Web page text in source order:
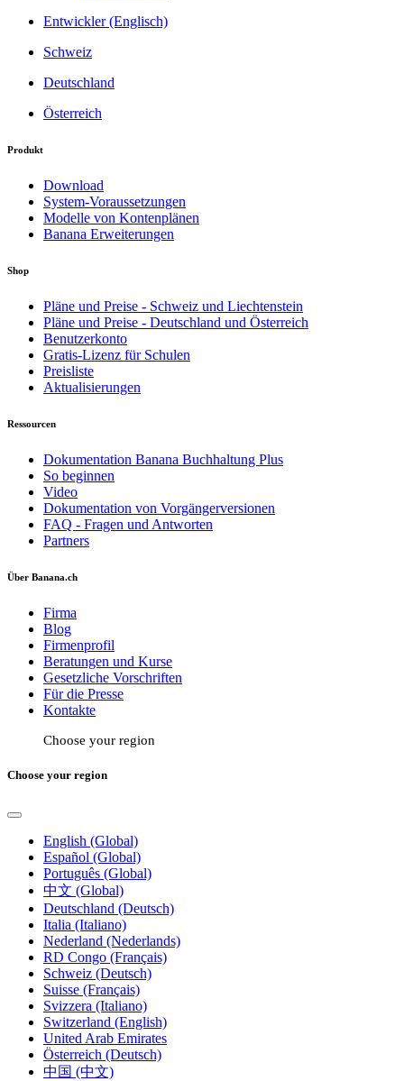
Entwickler (Englisch)
Schweiz
Deutschland
Österreich
Produkt
Download
System-Voraussetzungen
Modelle von Kontenplänen
Banana Erweiterungen
Shop
Pläne und Preise - Schweiz und Liechtenstein
Pläne und Preise - Deutschland und Österreich
Benutzerkonto
Gratis-Lizenz für Schulen
Preisliste
Aktualisierungen
Ressourcen
Dokumentation Banana Buchhaltung Plus
So beginnen
Video
Dokumentation von Vorgängerversionen
FAQ - Fragen und Antworten
Partners
Über Banana.ch
Firma
Blog
Firmenprofil
Beratungen und Kurse
Gesetzliche Vorschriften
Für die Presse
Kontakte
Choose your region
Choose your region
English (Global)
Español (Global)
Português (Global)
中文 (Global)
Deutschland (Deutsch)
Italia (Italiano)
Nederland (Nederlands)
RD Congo (Français)
Schweiz (Deutsch)
Suisse (Français)
Svizzera (Italiano)
Switzerland (English)
United Arab Emirates
Österreich (Deutsch)
中国 (中文)